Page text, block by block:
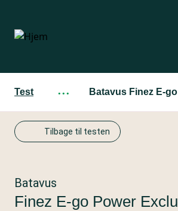
hovedindhold
Test ··· Batavus Finez E-
Tilbage til testen
Batavus
Finez E-go Power